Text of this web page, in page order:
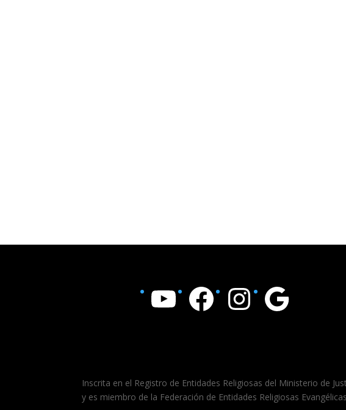
YouTube Facebook Instagram Google
Inscrita en el Registro de Entidades Religiosas del Ministerio de
y es miembro de la Federación de Entidades Religiosas